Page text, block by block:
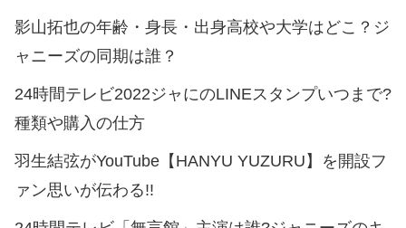
影山拓也の年齢・身長・出身高校や大学はどこ？ジ
ャニーズの同期は誰？
24時間テレビ2022ジャにのLINEスタンプいつまで?
種類や購入の仕方
羽生結弦がYouTube【HANYU YUZURU】を開設フ
ァン思いが伝わる!!